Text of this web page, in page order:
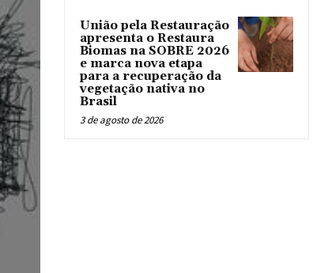
União pela Restauração
apresenta o Restaura
Biomas na SOBRE 2026
e marca nova etapa
para a recuperação da
vegetação nativa no
Brasil
3 de agosto de 2026